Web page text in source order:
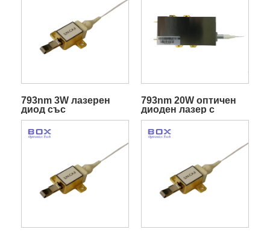
793nm 3W лазерен
диод със
стабилизирана
влакнеста помпа с
дължина на вълната
793nm 20W оптичен
диоден лазер с
висока яркост